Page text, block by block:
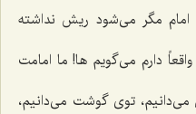
مگر می‌شود ریش نداشته
دارم می‌گویم ها! ما امامت
می‌دانیم، توی گوشت می‌دانیم،